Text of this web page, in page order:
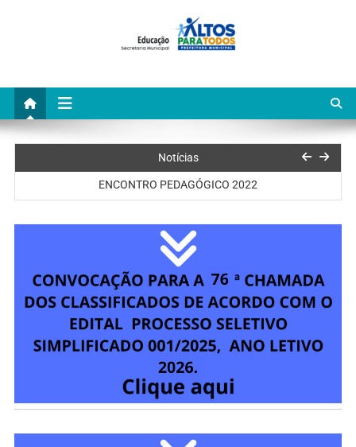
Notícias
ENCONTRO PEDAGÓGICO 2022
SAEPI 2021
Ciclo de Atividades
Ciclos de Atividades
ENCONTRO PEDAGÓGICO 2022